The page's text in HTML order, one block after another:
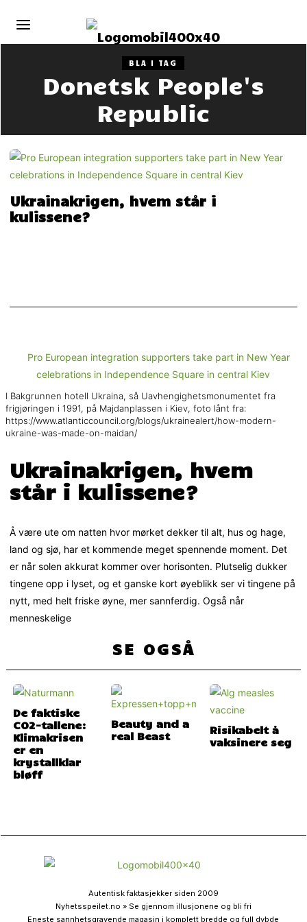
BLA I TAG
Donetsk People's
Republic
Ukrainakrigen, hvem står i
kulissene?
I Bakgrunnen hotell Ukraina, så Uavhengighetsmonumentet fra
frigjøringen i 1991, på Majdanplassen i Kiev, foto lånt fra:
https://www.atlanticcouncil.org/blogs/ukrainealert/how-modern-
ukraine-was-made-on-maidan/
Ukrainakrigen, hvem
står i kulissene?
Å være ute om natten hvor mørket dekker til alt, hus og hage,
land og sjø, har et kommende meget spennende moment. Det
er når solen akkurat kommer over horisonten. Plutselig dukker
tingene opp i lyset, og et ganske kort øyeblikk ser vi tingene på
nytt, med helt friske øyne, mer sannferdig. Også når
menneskelige
SE OGSÅ
De faktiske
CO2-tallene:
Klimakrisen
er en
krystallklar
bløff
Beauty and a
real Beast
Risikabelt å
vaksinere seg
Autentisk faktasjekker siden 2009
Nyhetsspeilet.no » Se gjennom illusjonene og bli fri
Eneste sannhetsgravende magasin i komplett bredde og full dybde